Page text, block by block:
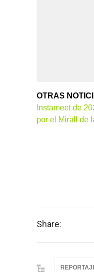
OTRAS
Instameet de
por el Mirall de
Share: